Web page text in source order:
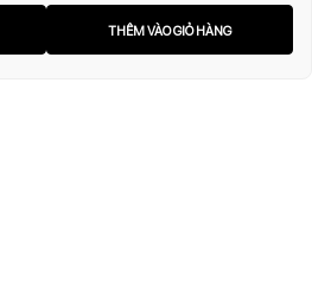
THÊM VÀO GIỎ HÀNG